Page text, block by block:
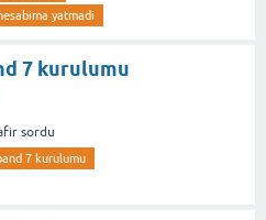
yatmadi
7 kurulumu
sordu
7 kurulumu